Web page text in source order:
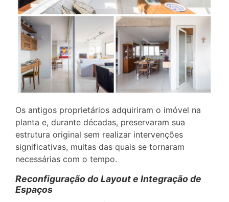
Os antigos proprietários adquiriram o imóvel na
planta e, durante décadas, preservaram sua
estrutura original sem realizar intervenções
significativas, muitas das quais se tornaram
necessárias com o tempo.
Reconfiguração do Layout e Integração de
Espaços